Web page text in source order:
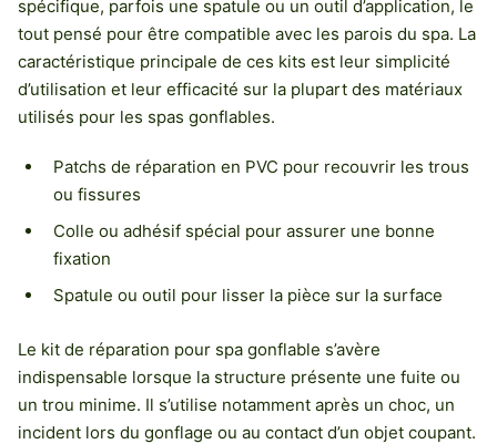
spécifique, parfois une spatule ou un outil d’application, le
tout pensé pour être compatible avec les parois du spa. La
caractéristique principale de ces kits est leur simplicité
d’utilisation et leur efficacité sur la plupart des matériaux
utilisés pour les spas gonflables.
Patchs de réparation en PVC pour recouvrir les trous
ou fissures
Colle ou adhésif spécial pour assurer une bonne
fixation
Spatule ou outil pour lisser la pièce sur la surface
Le kit de réparation pour spa gonflable s’avère
indispensable lorsque la structure présente une fuite ou
un trou minime. Il s’utilise notamment après un choc, un
incident lors du gonflage ou au contact d’un objet coupant.